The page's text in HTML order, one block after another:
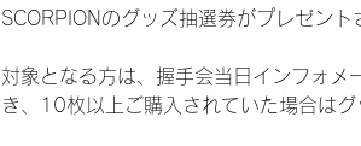
SCORPIONのグッズ抽選券がプレゼン
対象となる方は、握手会当日インフォメ
き、10枚以上ご購入されていた場合は